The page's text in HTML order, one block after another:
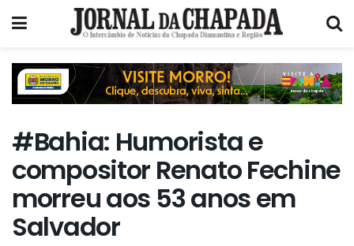
#Bahia: Humorista e
compositor Renato Fechine
morreu aos 53 anos em
Salvador